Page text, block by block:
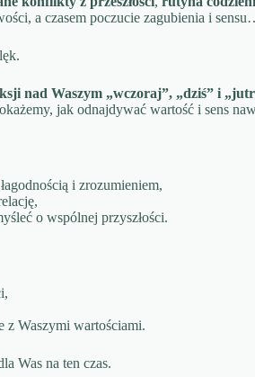
a czasem poczucie zagubienia i
nad Waszym „wczoraj”, „dziś” i
jak odnajdywać wartość i sens
i zrozumieniem,
o wspólnej przyszłości.
z Waszymi wartościami.
Was na ten czas.